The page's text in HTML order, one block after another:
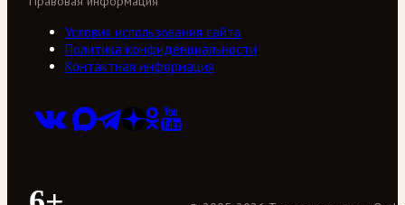
Условия использования сайта
Политика конфиденциальности
Контактная информация